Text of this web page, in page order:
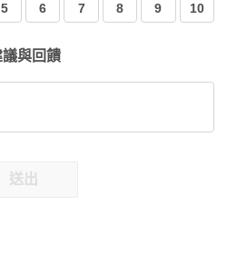
5 6 7 8 9 10
與回饋
送出